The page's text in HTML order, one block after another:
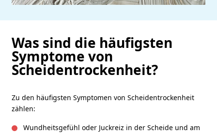
Was sind die häufigsten
Symptome von
Scheidentrockenheit?
Zu den häufigsten Symptomen von Scheidentrockenheit
zählen:
Wundheitsgefühl oder Juckreiz in der Scheide und am